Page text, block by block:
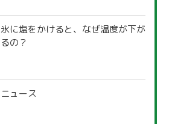
氷に塩をかけると、なぜ温度が下が
るの？
ニュース